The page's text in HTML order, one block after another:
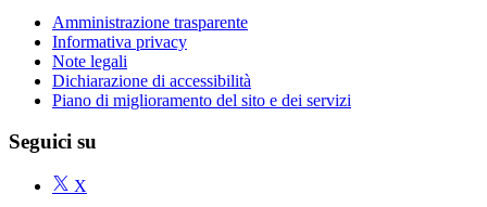
Amministrazione trasparente
Informativa privacy
Note legali
Dichiarazione di accessibilità
Piano di miglioramento del sito e dei servizi
Seguici su
X